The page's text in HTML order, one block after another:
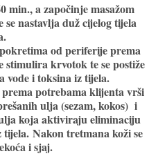
min., a započinje masažom
se nastavlja duž cijelog tijela
od periferije prema
stimulira krvotok te se postiže
vode i toksina iz tijela.
potrebama klijenta vrši
ulja (sezam, kokos) i
koja aktiviraju eliminaciju
tijela. Nakon tretmana koži se
i sjaj.